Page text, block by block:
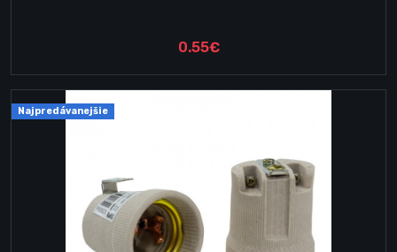
0.55€
Najpredávanejšie